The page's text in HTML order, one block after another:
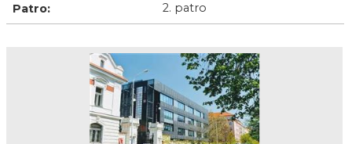
Patro: 2. patro